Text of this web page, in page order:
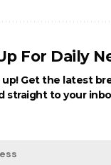
For Daily
up! Get the latest
straight to your